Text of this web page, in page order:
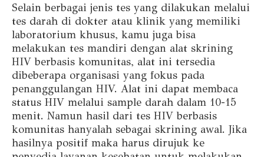
Selain berbagai jenis tes yang dilakukan melalui
tes darah di dokter atau klinik yang memiliki
laboratorium khusus, kamu juga bisa
melakukan tes mandiri dengan alat skrining
HIV berbasis komunitas, alat ini tersedia
dibeberapa organisasi yang fokus pada
penanggulangan HIV. Alat ini dapat membaca
status HIV melalui sample darah dalam 10-15
menit. Namun hasil dari tes HIV berbasis
komunitas hanyalah sebagai skrining awal. Jika
hasilnya positif maka harus dirujuk ke